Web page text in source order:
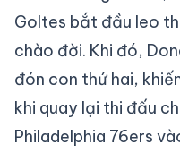
Goltes bắt đầu leo
chào đời. Khi đó,
đón con thứ hai,
khi quay lại thi đấu
Philadelphia 76ers